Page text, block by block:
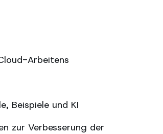
Arbeitens
Beispiele und KI
zur Verbesserung der